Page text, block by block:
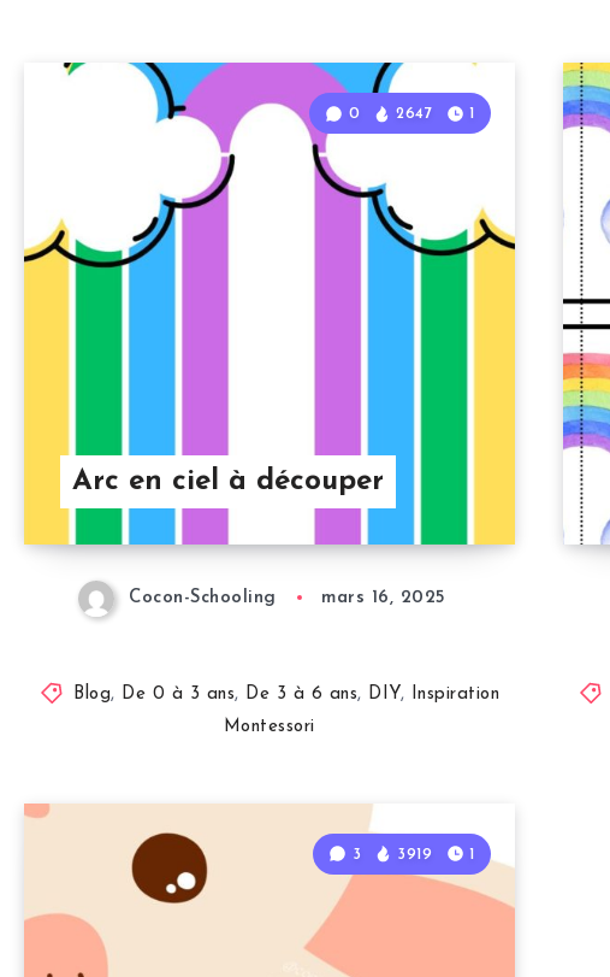
Arc en ciel à découper
0 2647 1
Cocon-Schooling mars 16, 2025
Blog, De 0 à 3 ans, De 3 à 6 ans, DIY,
Inspiration
Montessori
3 3919 1